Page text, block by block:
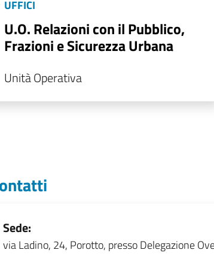
UFFICI
U.O. Relazioni con il Pubblico,
Frazioni e Sicurezza Urbana
Unità Operativa
Sede:
via Ladino, 24, Porotto, presso Delegazione